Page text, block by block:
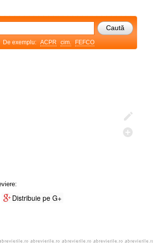
De exemplu: ACPR cim. FEFCO
Distribuie pe G+